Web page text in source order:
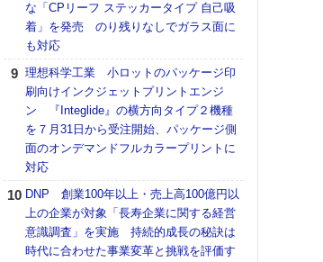
な「CPリーフ ステッカータイプ 自己吸
着」を発売 のり残りなしでガラス面に
も対応
理想科学工業 小ロットのパッケージ印
刷向けインクジェットプリントエンジ
ン 『Integlide』の横方向タイプ２機種
を７月31日から受注開始、パッケージ側
面のオンデマンドフルカラープリントに
対応
DNP 創業100年以上・売上高100億円以
上の企業が対象「長寿企業に関する経営
意識調査」を実施 持続的成長の秘訣は
時代に合わせた事業変革と挑戦を評価す